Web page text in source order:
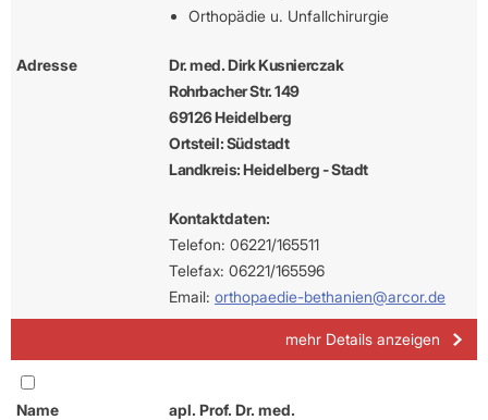
Orthopädie u. Unfallchirurgie
Adresse
Dr. med. Dirk Kusnierczak
Rohrbacher Str. 149
69126 Heidelberg
Ortsteil: Südstadt
Landkreis: Heidelberg - Stadt
Kontaktdaten:
Telefon: 06221/165511
Telefax: 06221/165596
Email: orthopaedie-bethanien@arcor.de
mehr Details anzeigen
Name
apl. Prof. Dr. med.